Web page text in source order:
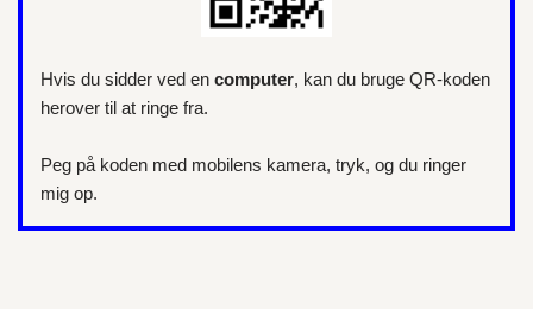
Hvis du sidder ved en computer, kan du bruge QR-koden
herover til at ringe fra.
Peg på koden med mobilens kamera, tryk, og du ringer
mig op.